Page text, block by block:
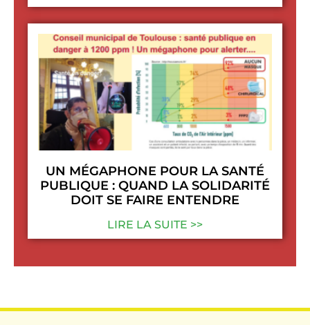
UN MÉGAPHONE POUR LA SANTÉ
PUBLIQUE : QUAND LA SOLIDARITÉ
DOIT SE FAIRE ENTENDRE
LIRE LA SUITE >>